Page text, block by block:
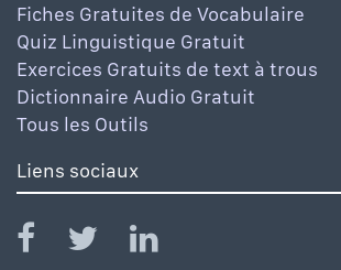
Fiches Gratuites de Vocabulaire
Quiz Linguistique Gratuit
Exercices Gratuits de text à trous
Dictionnaire Audio Gratuit
Tous les Outils
Liens sociaux